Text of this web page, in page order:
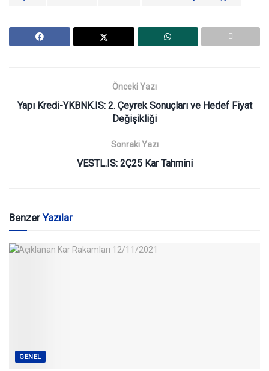
Önceki Yazı
Yapı Kredi-YKBNK.IS: 2. Çeyrek Sonuçları ve Hedef Fiyat
Değişikliği
Sonraki Yazı
VESTL.IS: 2Ç25 Kar Tahmini
BenzerYazılar
GENEL